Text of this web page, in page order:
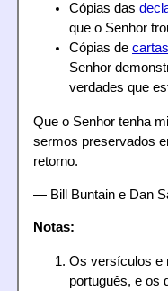
Cópias das
que o Senhor
Cópias de cartas
Senhor
verdades que
Que o Senhor tenha
sermos preservados
retorno.
— Bill Buntain e Dan
Notas:
Os versículos e
português, e os